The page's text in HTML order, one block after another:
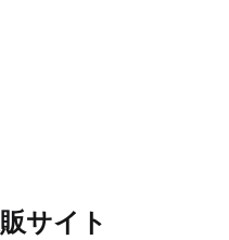
サイト